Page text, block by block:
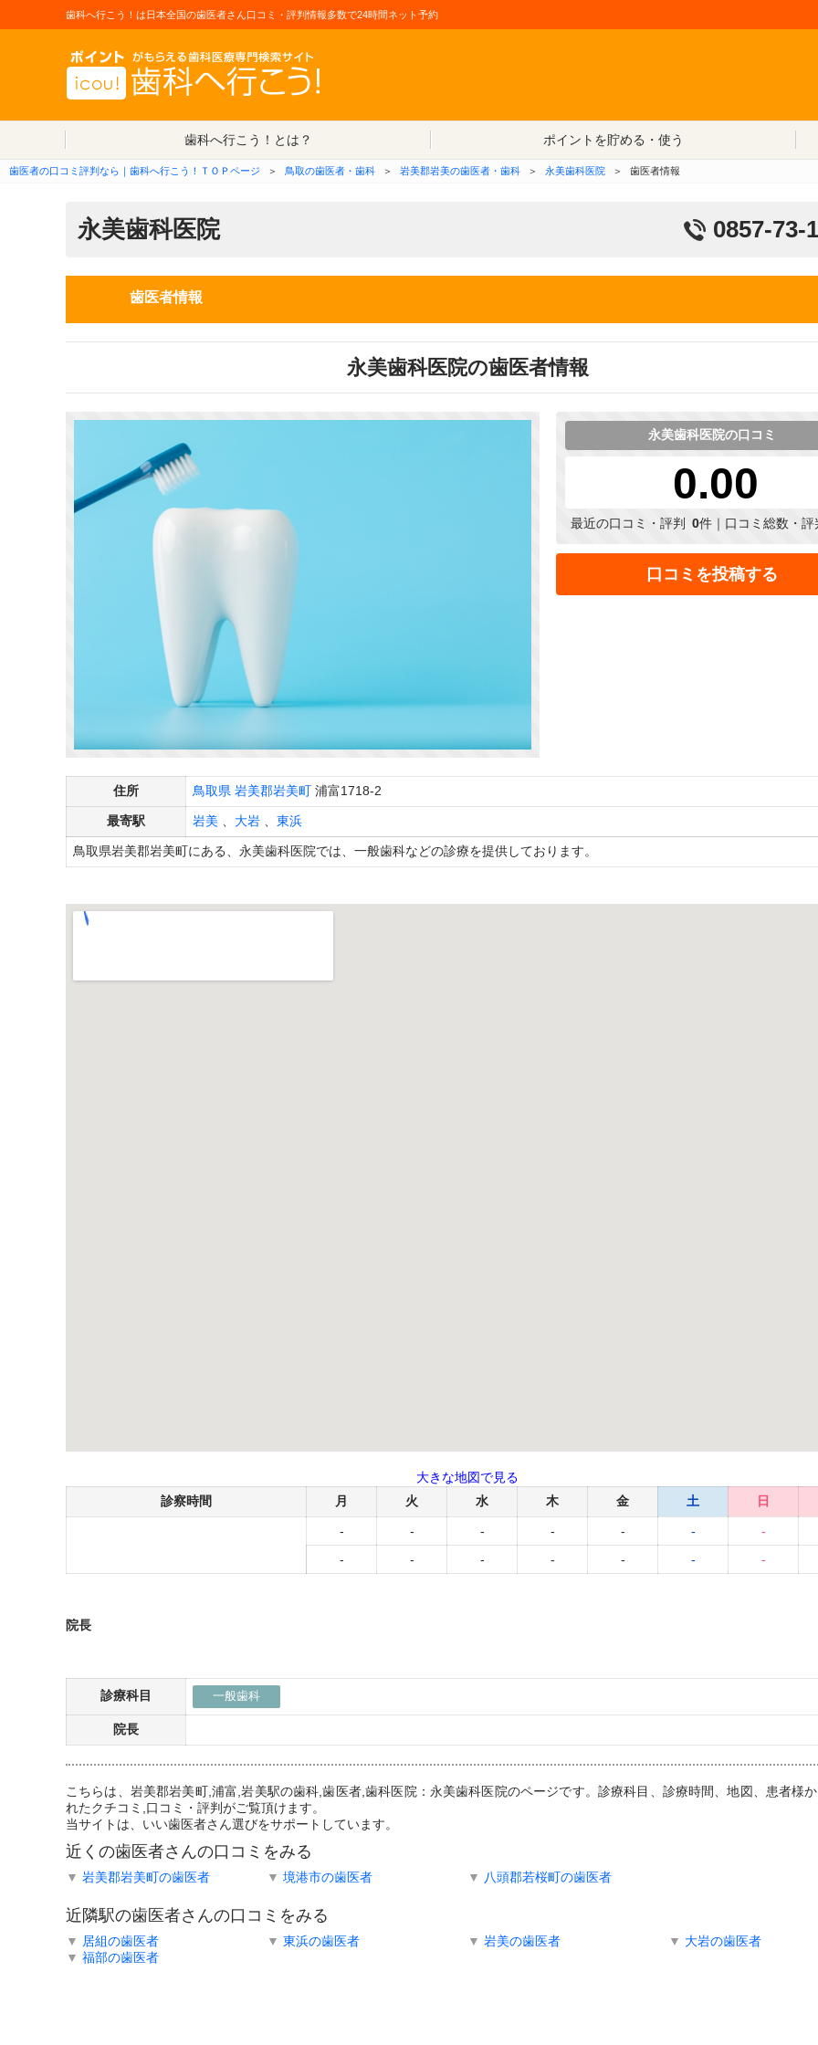
歯科へ行こう！は日本全国の歯医者さん口コミ・評判情報多数で24時間ネット予約
歯科へ行こう！とは？
ポイントを貯める・使う
歯医者の口コミ評判なら｜歯科へ行こう！ＴＯＰページ ＞ 鳥取の歯医者・歯科 ＞ 岩美郡岩美の歯医者・歯科 ＞ 永美歯科医院 ＞ 歯医者情報
永美歯科医院 0857-73-
歯医者情報
永美歯科医院の歯医者情報
永美歯科医院の口コミ
0.00
最近の口コミ・評判 0件｜口コミ総数・評
口コミを投稿する
住所 鳥取県 岩美郡岩美町 浦富1718-2
最寄駅 岩美 大岩 東浜
鳥取県岩美郡岩美町にある、永美歯科医院では、一般歯科などの診療を提供しております。
大きな地図で見る
診察時間
月 火 水 木 金 土 日
- - - - - - -
-
- - - - - -
院長
診療科目 一般歯科
院長
こちらは、岩美郡岩美町,浦富,岩美駅の歯科,歯医者,歯科医院：永美歯科医院のページです。診療科目、診療時間、地図、患者様
れたクチコミ,口コミ・評判がご覧頂けます。
当サイトは、いい歯医者さん選びをサポートしています。
近くの歯医者さんの口コミをみる
▼ 岩美郡岩美町の歯医者 ▼ 境港市の歯医者 ▼ 八頭郡若桜町の歯医者
近隣駅の歯医者さんの口コミをみる
▼ 居組の歯医者 ▼ 東浜の歯医者 ▼ 岩美の歯医者 ▼ 大岩の歯医者
▼ 福部の歯医者